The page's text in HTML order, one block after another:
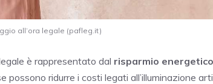
all’ora legale (pafleg.it)
è rappresentato dal risparmio energetico
possono ridurre i costi legati all’illuminazione